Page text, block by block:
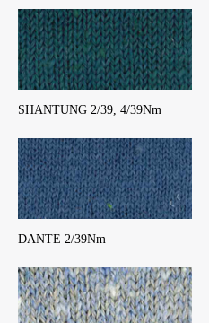
SHANTUNG 2/39, 4/39Nm
DANTE 2/39Nm